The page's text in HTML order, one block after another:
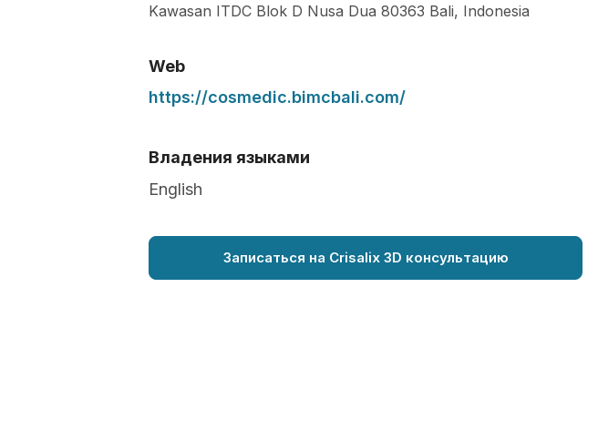
Kawasan ITDC Blok D Nusa Dua 80363 Bali, Indonesia
Web
https://cosmedic.bimcbali.com/
Владения языками
English
Записаться на Crisalix 3D консультацию